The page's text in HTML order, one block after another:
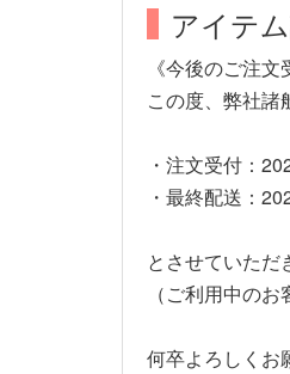
アイテ
《今後のご注
この度、弊社諸
・注文受付：
・最終配送：
とさせていただ
（ご利用中の
何卒よろしくお